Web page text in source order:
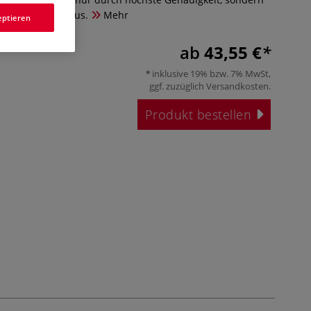
Ablesbarkeit aus.
Mehr
ab 43,55 €
inklusive 19% bzw. 7% MwSt,
ggf. zuzüglich Versandkosten.
Produkt bestellen